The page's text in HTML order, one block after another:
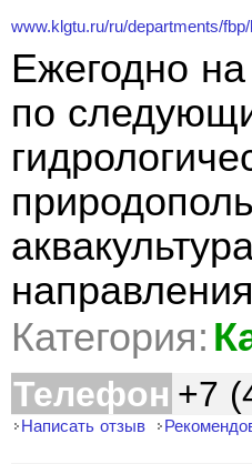
www.klgtu.ru/ru/departments/
Ежегодно
по
Категория:
Телефон +7
Написать отзыв